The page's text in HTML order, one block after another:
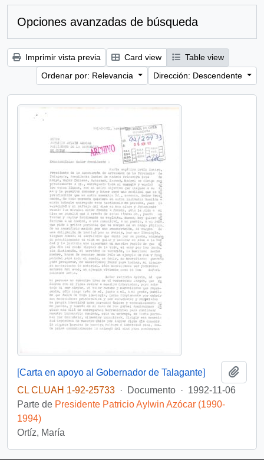
Opciones avanzadas de búsqueda
Imprimir vista previa Card view
Table view
Ordenar por: Relevancia
Dirección: Descendente
[Carta en apoyo al Gobernador de Talagante]
CL CLUAH 1-92-25733 · Documento · 1992-11-06
Parte de Presidente Patricio Aylwin Azócar (1990-
1994)
Ortíz, María